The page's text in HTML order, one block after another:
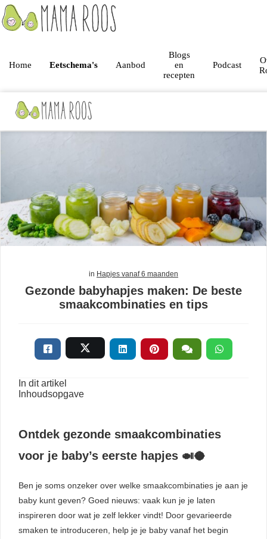
Home Eetschema's Aanbod
Blogs
en
recepten
Podcast
in Hapjes vanaf 6 maanden
Gezonde babyhapjes maken: De beste
smaakcombinaties en tips
In dit artikel
Inhoudsopgave
Ontdek gezonde smaakcombinaties
voor je baby’s eerste hapjes 🍛🥥
Ben je soms onzeker over welke smaakcombinaties je aan je
baby kunt geven? Goed nieuws: vaak kun je je laten
inspireren door wat je zelf lekker vindt! Door gevarieerde
smaken te introduceren, help je je baby vanaf het begin